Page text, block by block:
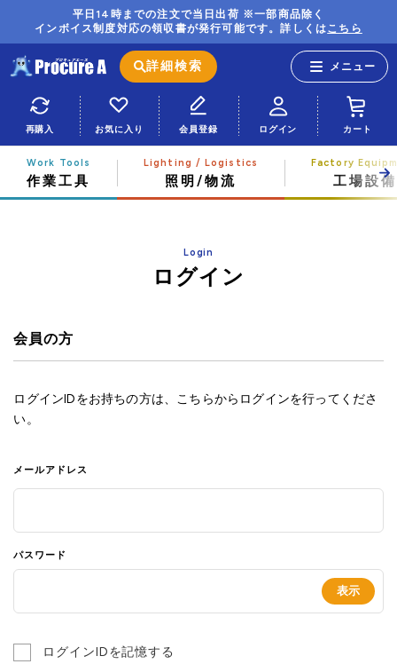
平日14時までの注文で当日出荷 ※一部商品除く
インボイス制度対応の領収書が発行可能です。詳しくはこちら
詳細検索
再購入 お気に入り 会員登録 ログイン カート
作業工具 照明/物流 工場設備
Login
ログイン
会員の方
ログインIDをお持ちの方は、こちらからログインを行ってくださ
い。
メールアドレス
パスワード
ログインIDを記憶する